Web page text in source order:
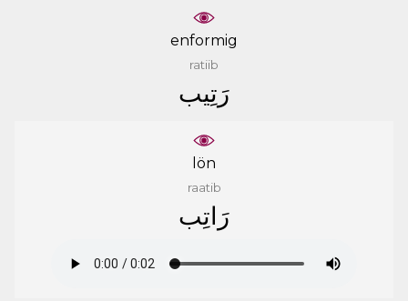
enformig
ratiib
ﺭَﺗِﻴﺐ
lön
raatib
ﺭَﺍﺗِﺐ